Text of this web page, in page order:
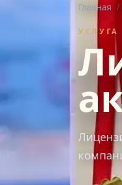
Главная /
УСЛУГА